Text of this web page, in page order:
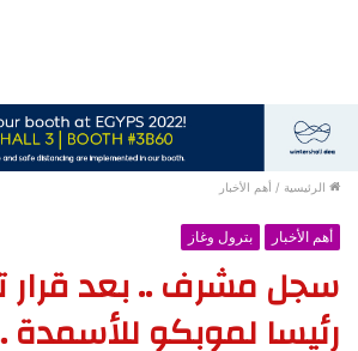
الرئيسية / أهم الأخبار
أهم الأخبار بترول وغاز
سجل مشرف .. بعد قرار
رئيسا لموبكو للأسمدة